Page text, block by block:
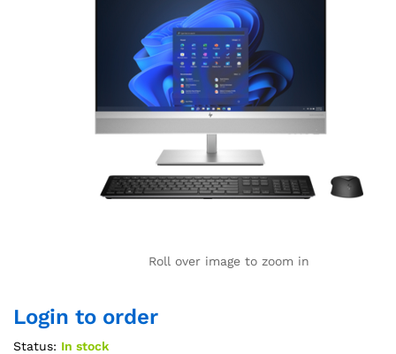
Roll over image to zoom in
Login to order
Status: In stock